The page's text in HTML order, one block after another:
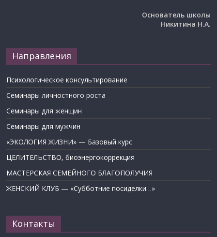
Основатель школы
Никитина Н.А.
Направления
Психологическое консультирование
Семинары личностного роста
Семинары для женщин
Семинары для мужчин
«ЭКОЛОГИЯ ЖИЗНИ» — Базовый курс
ЦЕЛИТЕЛЬСТВО, биоэнергокоррекция
МАСТЕРСКАЯ СЕМЕЙНОГО БЛАГОПОЛУЧИЯ
ЖЕНСКИЙ КЛУБ — «Субботние посиделки…»
Контакты